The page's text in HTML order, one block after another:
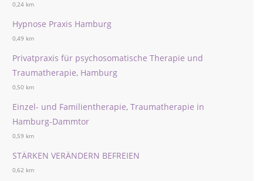
0,24 km
Hypnose Praxis Hamburg
0,49 km
Privatpraxis für psychosomatische Therapie und
Traumatherapie, Hamburg
0,50 km
Einzel- und Familientherapie, Traumatherapie in
Hamburg-Dammtor
0,59 km
STÄRKEN VERÄNDERN BEFREIEN
0,62 km